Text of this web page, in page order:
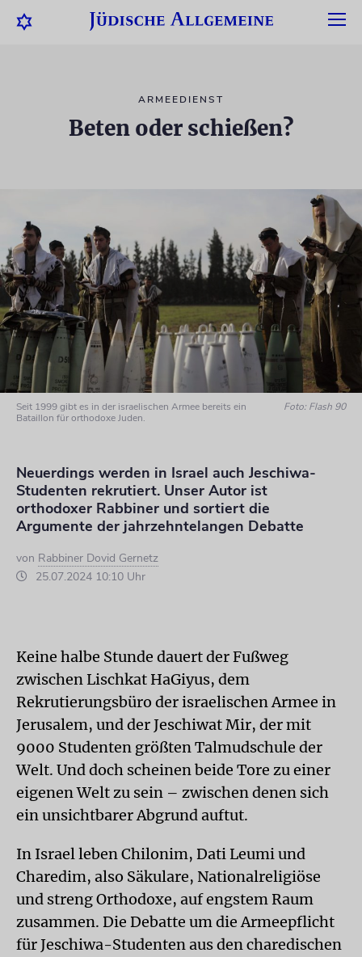
ARMEEDIENST
Beten oder schießen?
Seit 1999 gibt es in der israelischen Armee bereits ein
Bataillon für orthodoxe Juden.
Foto: Flash 90
Neuerdings werden in Israel auch Jeschiwa-
Studenten rekrutiert. Unser Autor ist
orthodoxer Rabbiner und sortiert die
Argumente der jahrzehntelangen Debatte
von Rabbiner Dovid Gernetz
25.07.2024 10:10 Uhr
Keine halbe Stunde dauert der Fußweg
zwischen Lischkat HaGiyus, dem
Rekrutierungsbüro der israelischen Armee in
Jerusalem, und der Jeschiwat Mir, der mit
9000 Studenten größten Talmudschule der
Welt. Und doch scheinen beide Tore zu einer
eigenen Welt zu sein – zwischen denen sich
ein unsichtbarer Abgrund auftut.
In Israel leben Chilonim, Dati Leumi und
Charedim, also Säkulare, Nationalreligiöse
und streng Orthodoxe, auf engstem Raum
zusammen. Die Debatte um die Armeepflicht
für Jeschiwa-Studenten aus den charedischen